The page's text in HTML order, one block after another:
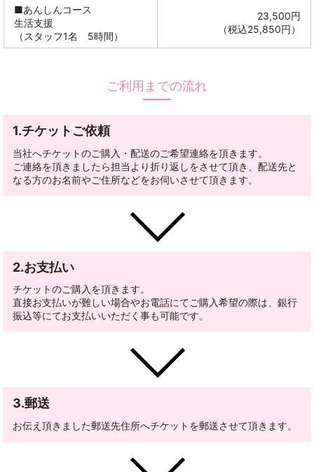
■あんしんコース
生活支援
（スタッフ1名 5時間）
23,500円
（税込25,850円）
ご利用までの流れ
1.チケットご依頼
当社へチケットのご購入・配送のご希望連絡を頂きます。
ご連絡を頂きましたら担当より折り返しをさせて頂き、配送先と
なる方のお名前やご住所などをお伺いさせて頂きます。
2.お支払い
チケットのご購入を頂きます。
直接お支払いが難しい場合やお電話にてご購入希望の際は、銀行
振込等にてお支払いいただく事も可能です。
3.郵送
お伝え頂きました郵送先住所へチケットを郵送させて頂きます。